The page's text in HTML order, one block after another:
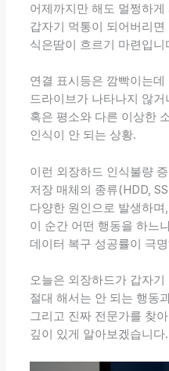
어제까지만 해도 멀쩡하
갑자기 먹통이 되어버리면
식은땀이 흐르기 마련입니
연결 표시등은 깜빡이는
드라이브가 나타나지 않거
혹은 평소와 다른 이상한
인식이 안 되는 상황.
이런 외장하드 인식불량
저장 매체의 종류(HDD,
다양한 원인으로 발생하며,
이 순간 어떤 행동을 하느
데이터 복구 성공률이 극
오늘은 외장하드가 갑자기
절대 해서는 안 되는 행동
그리고 진짜 전문가를 찾
깊이 있게 알아보겠습니다.